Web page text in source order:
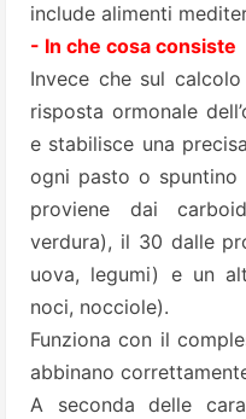
include alimenti
- In che cosa consiste
Invece che sul
risposta ormonale
e stabilisce una
ogni pasto o
proviene dai
verdura), il 30 dalle
uova, legumi) e un
noci, nocciole).
Funziona con il
abbinano
A seconda delle